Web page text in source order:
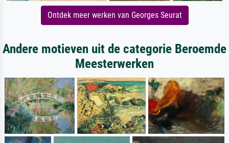
Ontdek meer werken van Georges Seurat
Andere motieven uit de categorie Beroemde
Meesterwerken